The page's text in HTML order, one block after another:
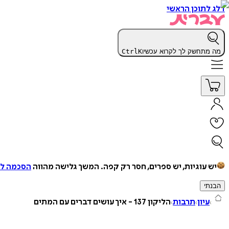
דלג לתוכן הראשי
מה מתחשק לך לקרוא עכשיו CtrlK
יש עוגיות, יש ספרים, חסר רק קפה. המשך גלישה מהווה הסכמה
הבנתי
עיון תרבות הליקון 137 - איך עושים דברים עם המתים